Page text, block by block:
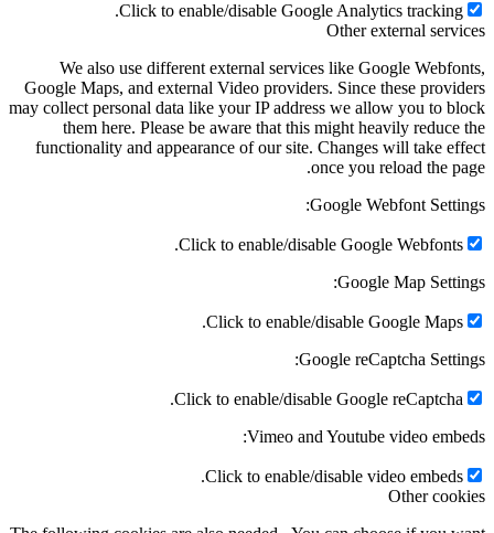
Click to enable/disable Google Analytics tracking.
Other external services
We also use different external services like Google Webfonts,
Google Maps, and external Video providers. Since these providers
may collect personal data like your IP address we allow you to block
them here. Please be aware that this might heavily reduce the
functionality and appearance of our site. Changes will take effect
once you reload the page.
Google Webfont Settings:
Click to enable/disable Google Webfonts.
Google Map Settings:
Click to enable/disable Google Maps.
Google reCaptcha Settings:
Click to enable/disable Google reCaptcha.
Vimeo and Youtube video embeds:
Click to enable/disable video embeds.
Other cookies